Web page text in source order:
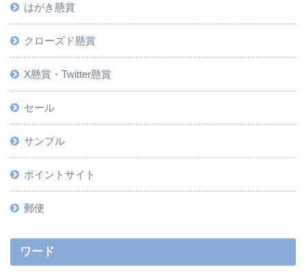
はがき懸賞
クローズド懸賞
X懸賞・Twitter懸賞
セール
サンプル
ポイントサイト
郵便
ワード